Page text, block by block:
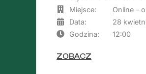
Miejsce:
Online –
Data:
28
Godzina:
12:00
ZOBACZ